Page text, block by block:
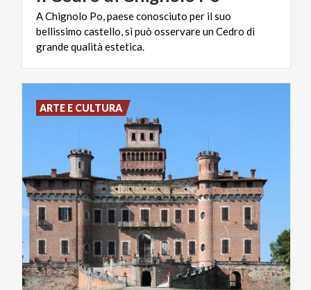
A Chignolo Po, paese conosciuto per il suo
bellissimo castello, si può osservare un Cedro di
grande qualità estetica.
ARTE E CULTURA